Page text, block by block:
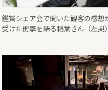
鑑賞シェア会で聞いた観客の感想
受けた衝撃を語る稲葉さん（左奥